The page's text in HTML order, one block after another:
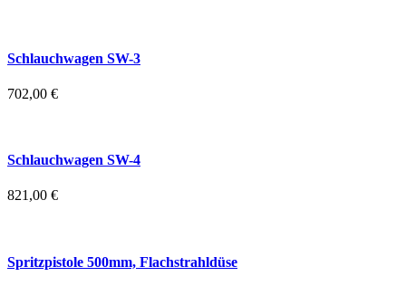
Schlauchwagen SW-3
702,00 €
Schlauchwagen SW-4
821,00 €
Spritzpistole 500mm, Flachstrahldüse